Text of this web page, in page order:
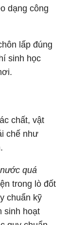
dạng công
lấp đúng
sinh học
chất, vật
chế như
quá
trong lò đốt
chuẩn kỹ
sinh hoạt